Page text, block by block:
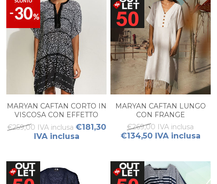
MARYAN CAFTAN CORTO IN
VISCOSA CON EFFETTO
STROPICCIATO
€259,00 IVA inclusa €181,30
IVA inclusa
MARYAN CAFTAN LUNGO
CON FRANGE
€269,00 IVA inclusa
€134,50 IVA inclusa